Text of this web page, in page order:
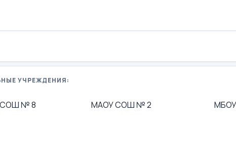
УЧРЕЖДЕНИЯ:
№ 8 МАОУ СОШ № 2